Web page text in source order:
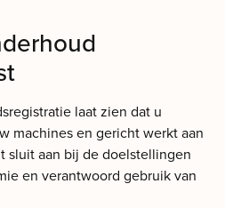
laat zien dat u
machines en gericht werkt aan
sluit aan bij de doelstellingen
en verantwoord gebruik van